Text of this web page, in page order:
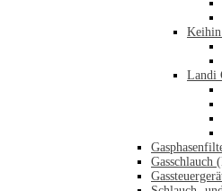
Landi
Gasschlauch